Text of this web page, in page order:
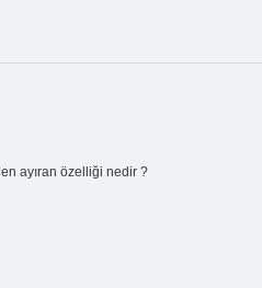
ayıran özelliği nedir ?